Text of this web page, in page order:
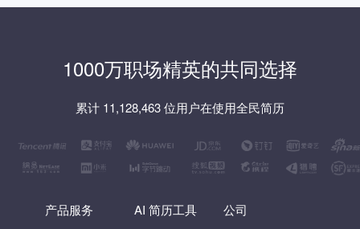
1000万职场精英的共同选择
累计 11,128,463 位用户在使用全民简历
产品服务 AI 简历工具 公司